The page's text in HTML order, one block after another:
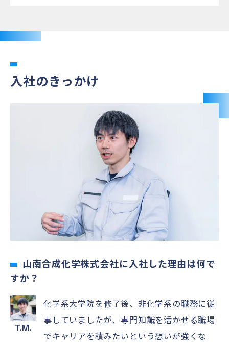
入社のきっかけ
山南合成化学株式会社に入社した理由は何で
すか？
T.M.
化学系大学院を修了後、非化学系の職務に従
事していましたが、専門知識を活かせる職場
でキャリアを積みたいという想いが強くな